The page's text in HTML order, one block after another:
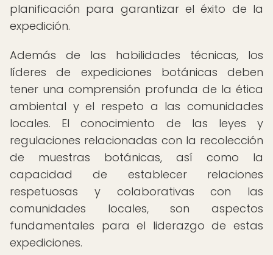
planificación para garantizar el éxito de la
expedición.
Además de las habilidades técnicas, los
líderes de expediciones botánicas deben
tener una comprensión profunda de la ética
ambiental y el respeto a las comunidades
locales. El conocimiento de las leyes y
regulaciones relacionadas con la recolección
de muestras botánicas, así como la
capacidad de establecer relaciones
respetuosas y colaborativas con las
comunidades locales, son aspectos
fundamentales para el liderazgo de estas
expediciones.